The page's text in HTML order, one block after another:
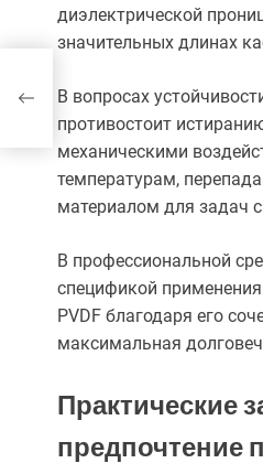
диэлектрической
значительных длинах
В вопросах
противостоит
механическими
температурам,
материалом для задач
В профессиональной
спецификой
PVDF благодаря его
максимальная
Практические
предпочтение